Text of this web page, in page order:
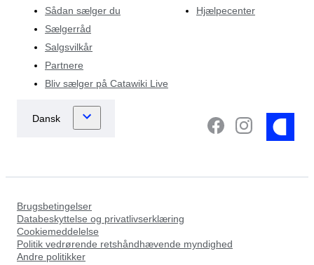
Sådan sælger du
Sælgerråd
Salgsvilkår
Partnere
Bliv sælger på Catawiki Live
Hjælpecenter
Brugsbetingelser
Databeskyttelse og privatlivserklæring
Cookiemeddelelse
Politik vedrørende retshåndhævende myndighed
Andre politikker